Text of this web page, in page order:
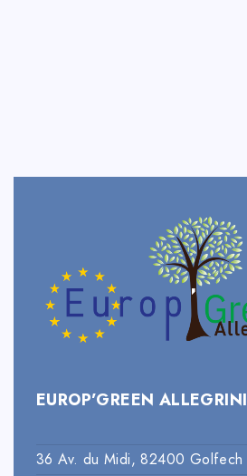
EUROP’GREEN ALLEGRINI
36 Av. du Midi, 82400 Golfech